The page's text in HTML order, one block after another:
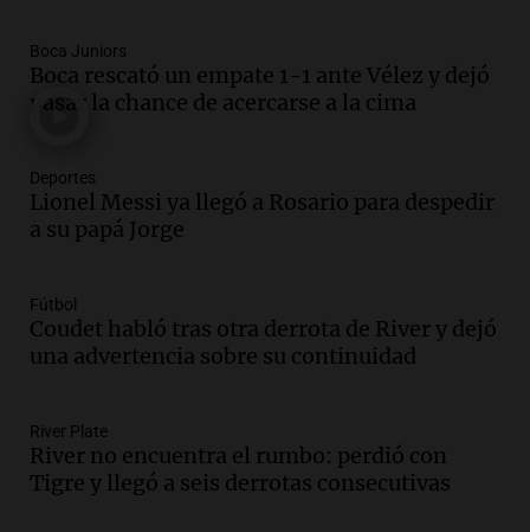
Episodios
Audio.El abuelo de Agostina Vega, tras
Una mañana para todos
Episodios
Audio.Una nutricionista derribó el mito
conviene priorizar
Una mañana para todos
Episodios
Episodios
Boca Juniors
Boca rescató un empate 1-1 ante Vélez y dejó
pasar la chance de acercarse a la cima
Deportes
Lionel Messi ya llegó a Rosario para despedir
a su papá Jorge
Fútbol
Coudet habló tras otra derrota de River y dejó
una advertencia sobre su continuidad
River Plate
River no encuentra el rumbo: perdió con
Tigre y llegó a seis derrotas consecutivas